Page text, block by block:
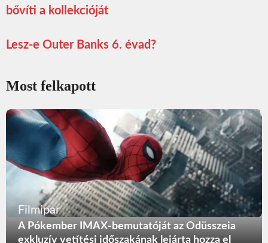
bővíti a kollekcióját
Lesz-e Outer Banks 6. évad?
Most felkapott
Filmipar
A Pókember IMAX-bemutatóját az Odüsszeia
exkluzív vetítési időszakának lejárta hozza el